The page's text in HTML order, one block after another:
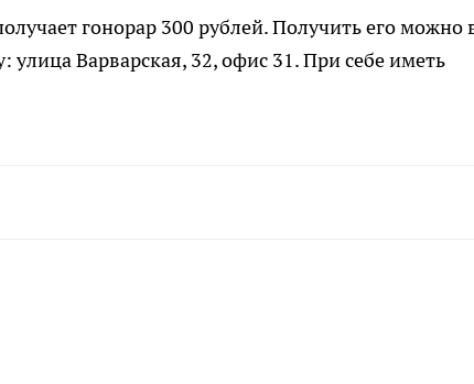
гонорар 300 рублей. Получить его можно
улица Варварская, 32, офис 31. При себе иметь